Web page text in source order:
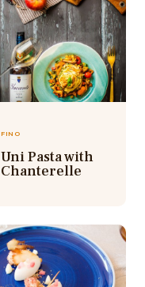
FINO
Uni Pasta with
Chanterelle